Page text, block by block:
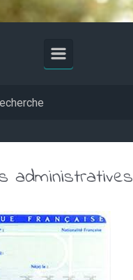
administratives